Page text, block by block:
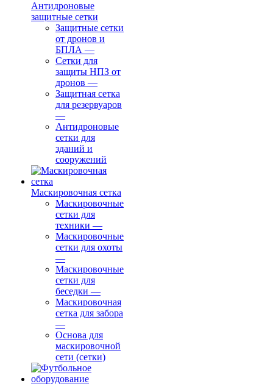
Антидроновые
защитные сетки
Защитные сетки
от дронов и
БПЛА —
Сетки для
защиты НПЗ от
дронов —
Защитная сетка
для резервуаров
—
Антидроновые
сетки для
зданий и
сооружений
Маскировочная сетка
Маскировочные
сетки для
техники —
Маскировочные
сетки для охоты
—
Маскировочные
сетки для
беседки —
Маскировочная
сетка для забора
—
Основа для
маскировочной
сети (сетки)